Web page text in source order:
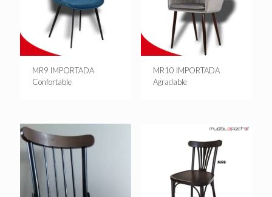
MR9 IMPORTADA
Confortable
MR10 IMPORTADA
Agradable